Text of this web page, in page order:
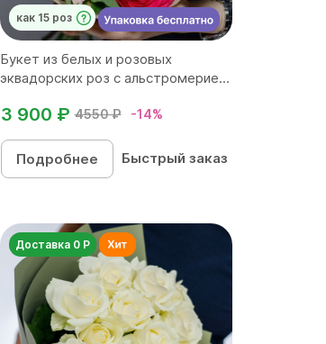
как 15 роз
Букет из белых и розовых
эквадорских роз с альстромерие...
4550 ₽ -14%
3 900 ₽
Подробнее Быстрый заказ
Доставка 0 Р